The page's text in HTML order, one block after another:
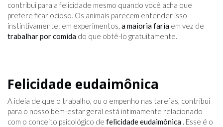
contribui para a felicidade mesmo quando você acha que
prefere ficar ocioso. Os animais parecem entender isso
instintivamente: em experimentos, a maioria faria em vez de
trabalhar por comida do que obtê-lo gratuitamente.
Felicidade eudaimônica
A ideia de que o trabalho, ou o empenho nas tarefas, contribui
para o nosso bem-estar geral está intimamente relacionado
com o conceito psicológico de felicidade eudaimônica . Esse é o